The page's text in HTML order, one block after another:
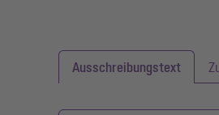
Ausschreibungstext